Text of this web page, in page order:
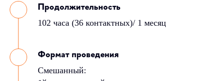
Продолжительность
102 часа (36 контактных)/ 1 месяц
Формат проведения
Смешанный: